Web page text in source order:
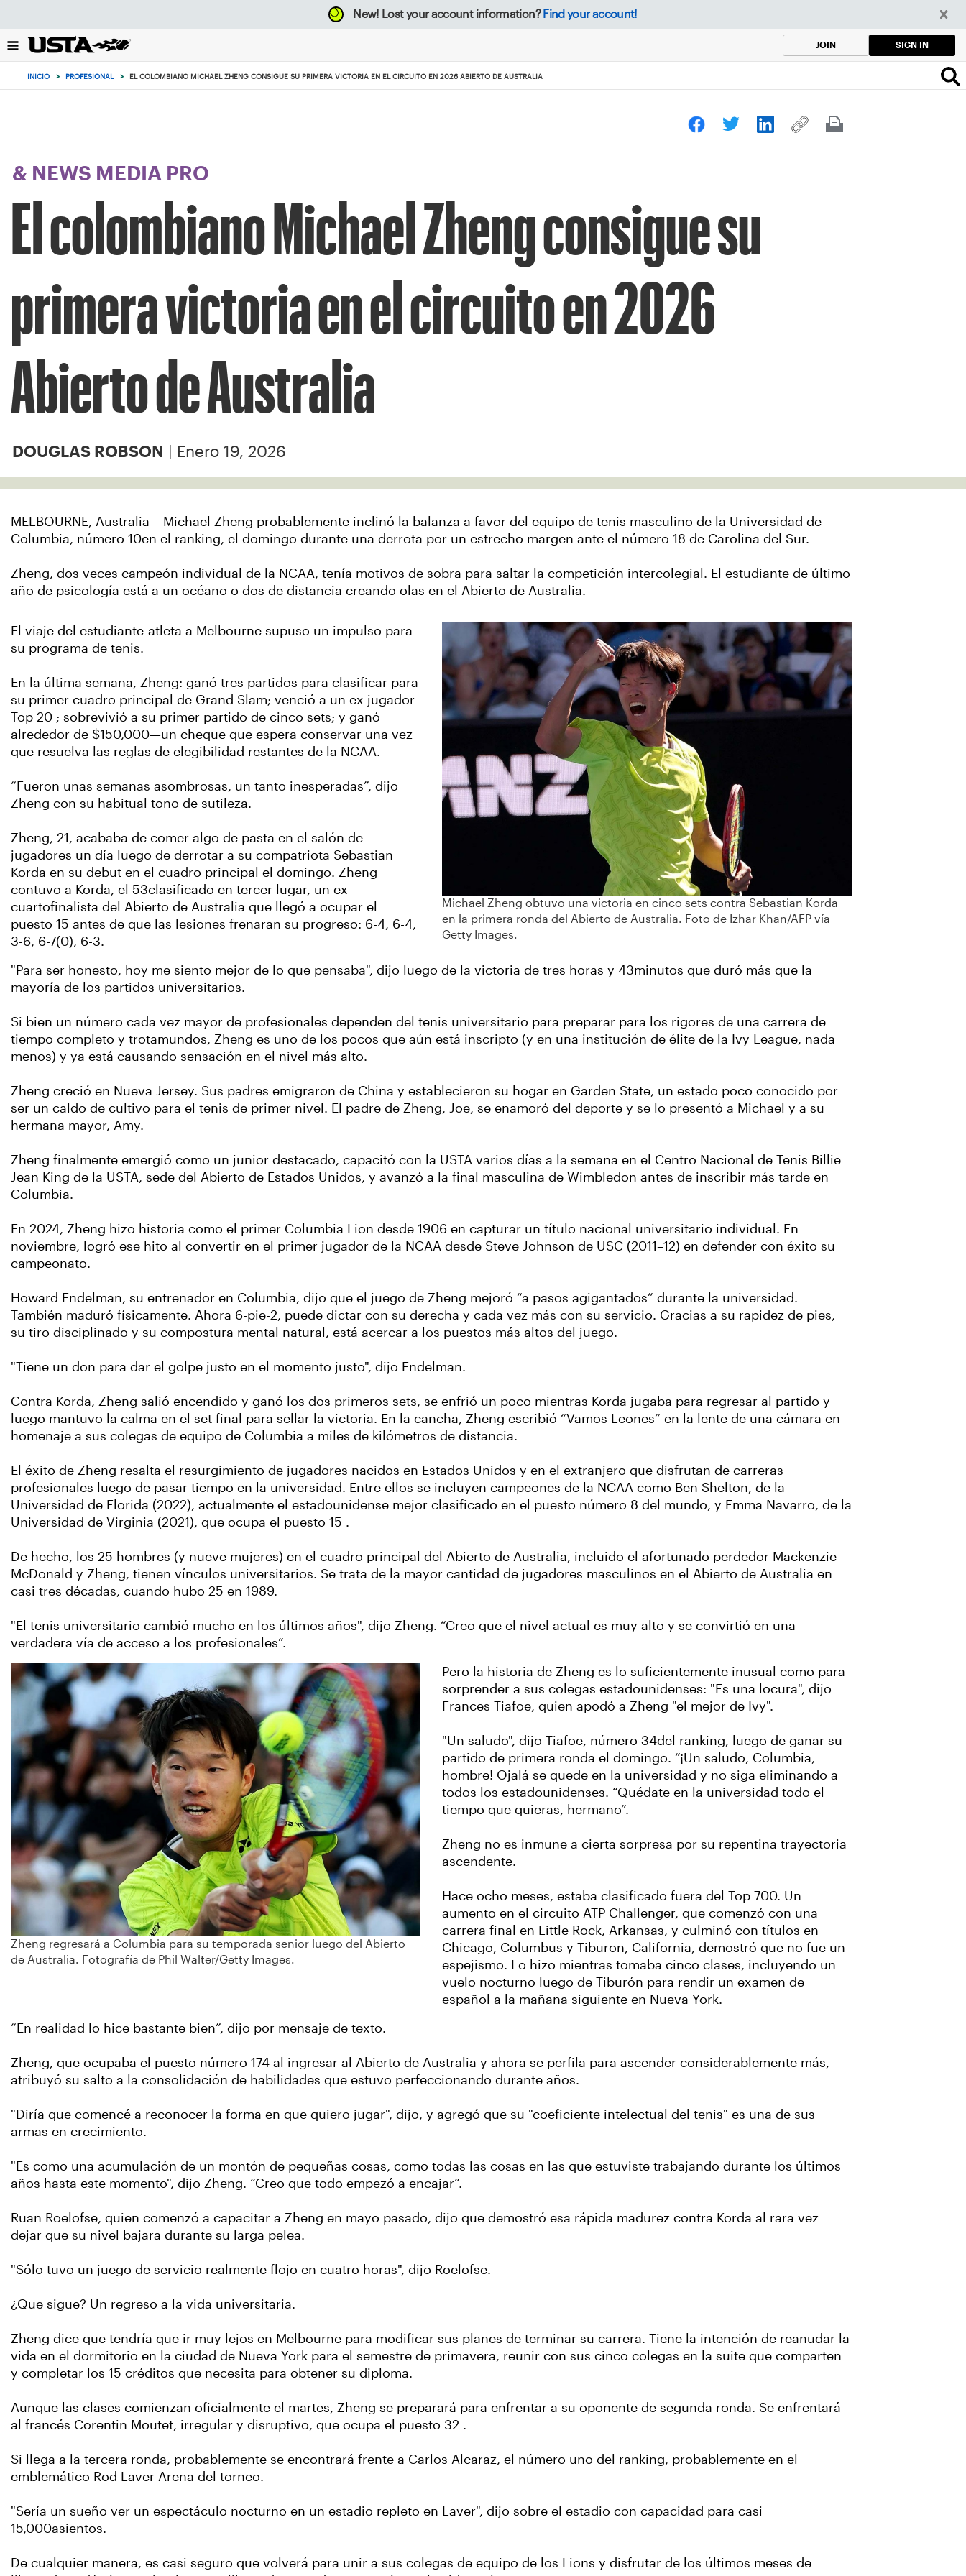
el
botón
New! Lost your account information? Find your account!
JOIN SIGN IN
INICIO > PROFESIONAL > EL COLOMBIANO MICHAEL ZHENG CONSIGUE SU PRIMERA VICTORIA EN EL CIRCUITO EN 2026 ABIERTO DE AUSTRALIA
& NEWS MEDIA PRO
El colombiano Michael Zheng consigue su
primera victoria en el circuito en 2026
Abierto de Australia
DOUGLAS ROBSON | Enero 19, 2026
MELBOURNE, Australia – Michael Zheng probablemente inclinó la balanza a favor del equipo de tenis masculino de la Universidad de
Columbia, número 10en el ranking, el domingo durante una derrota por un estrecho margen ante el número 18 de Carolina del Sur.
Zheng, dos veces campeón individual de la NCAA, tenía motivos de sobra para saltar la competición intercolegial. El estudiante de último
año de psicología está a un océano o dos de distancia creando olas en el Abierto de Australia.
El viaje del estudiante-atleta a Melbourne supuso un impulso para
su programa de tenis.
En la última semana, Zheng: ganó tres partidos para clasificar para
su primer cuadro principal de Grand Slam; venció a un ex jugador
Top 20 ; sobrevivió a su primer partido de cinco sets; y ganó
alrededor de $150,000—un cheque que espera conservar una vez
que resuelva las reglas de elegibilidad restantes de la NCAA.
“Fueron unas semanas asombrosas, un tanto inesperadas”, dijo
Zheng con su habitual tono de sutileza.
Zheng, 21, acababa de comer algo de pasta en el salón de
jugadores un día luego de derrotar a su compatriota Sebastian
Korda en su debut en el cuadro principal el domingo. Zheng
contuvo a Korda, el 53clasificado en tercer lugar, un ex
cuartofinalista del Abierto de Australia que llegó a ocupar el
puesto 15 antes de que las lesiones frenaran su progreso: 6-4, 6-4,
3-6, 6-7(0), 6-3.
Michael Zheng obtuvo una victoria en cinco sets contra Sebastian Korda
en la primera ronda del Abierto de Australia. Foto de Izhar Khan/AFP vía
Getty Images.
"Para ser honesto, hoy me siento mejor de lo que pensaba", dijo luego de la victoria de tres horas y 43minutos que duró más que la
mayoría de los partidos universitarios.
Si bien un número cada vez mayor de profesionales dependen del tenis universitario para preparar para los rigores de una carrera de
tiempo completo y trotamundos, Zheng es uno de los pocos que aún está inscripto (y en una institución de élite de la Ivy League, nada
menos) y ya está causando sensación en el nivel más alto.
Zheng creció en Nueva Jersey. Sus padres emigraron de China y establecieron su hogar en Garden State, un estado poco conocido por
ser un caldo de cultivo para el tenis de primer nivel. El padre de Zheng, Joe, se enamoró del deporte y se lo presentó a Michael y a su
hermana mayor, Amy.
Zheng finalmente emergió como un junior destacado, capacitó con la USTA varios días a la semana en el Centro Nacional de Tenis Billie
Jean King de la USTA, sede del Abierto de Estados Unidos, y avanzó a la final masculina de Wimbledon antes de inscribir más tarde en
Columbia.
En 2024, Zheng hizo historia como el primer Columbia Lion desde 1906 en capturar un título nacional universitario individual. En
noviembre, logró ese hito al convertir en el primer jugador de la NCAA desde Steve Johnson de USC (2011–12) en defender con éxito su
campeonato.
Howard Endelman, su entrenador en Columbia, dijo que el juego de Zheng mejoró “a pasos agigantados” durante la universidad.
También maduró físicamente. Ahora 6-pie-2, puede dictar con su derecha y cada vez más con su servicio. Gracias a su rapidez de pies,
su tiro disciplinado y su compostura mental natural, está acercar a los puestos más altos del juego.
"Tiene un don para dar el golpe justo en el momento justo", dijo Endelman.
Contra Korda, Zheng salió encendido y ganó los dos primeros sets, se enfrió un poco mientras Korda jugaba para regresar al partido y
luego mantuvo la calma en el set final para sellar la victoria. En la cancha, Zheng escribió “Vamos Leones” en la lente de una cámara en
homenaje a sus colegas de equipo de Columbia a miles de kilómetros de distancia.
El éxito de Zheng resalta el resurgimiento de jugadores nacidos en Estados Unidos y en el extranjero que disfrutan de carreras
profesionales luego de pasar tiempo en la universidad. Entre ellos se incluyen campeones de la NCAA como Ben Shelton, de la
Universidad de Florida (2022), actualmente el estadounidense mejor clasificado en el puesto número 8 del mundo, y Emma Navarro, de la
Universidad de Virginia (2021), que ocupa el puesto 15 .
De hecho, los 25 hombres (y nueve mujeres) en el cuadro principal del Abierto de Australia, incluido el afortunado perdedor Mackenzie
McDonald y Zheng, tienen vínculos universitarios. Se trata de la mayor cantidad de jugadores masculinos en el Abierto de Australia en
casi tres décadas, cuando hubo 25 en 1989.
"El tenis universitario cambió mucho en los últimos años", dijo Zheng. “Creo que el nivel actual es muy alto y se convirtió en una
verdadera vía de acceso a los profesionales”.
Zheng regresará a Columbia para su temporada senior luego del Abierto
de Australia. Fotografía de Phil Walter/Getty Images.
Pero la historia de Zheng es lo suficientemente inusual como para
sorprender a sus colegas estadounidenses: "Es una locura", dijo
Frances Tiafoe, quien apodó a Zheng "el mejor de Ivy".
"Un saludo", dijo Tiafoe, número 34del ranking, luego de ganar su
partido de primera ronda el domingo. “¡Un saludo, Columbia,
hombre! Ojalá se quede en la universidad y no siga eliminando a
todos los estadounidenses. “Quédate en la universidad todo el
tiempo que quieras, hermano”.
Zheng no es inmune a cierta sorpresa por su repentina trayectoria
ascendente.
Hace ocho meses, estaba clasificado fuera del Top 700. Un
aumento en el circuito ATP Challenger, que comenzó con una
carrera final en Little Rock, Arkansas, y culminó con títulos en
Chicago, Columbus y Tiburon, California, demostró que no fue un
espejismo. Lo hizo mientras tomaba cinco clases, incluyendo un
vuelo nocturno luego de Tiburón para rendir un examen de
español a la mañana siguiente en Nueva York.
“En realidad lo hice bastante bien”, dijo por mensaje de texto.
Zheng, que ocupaba el puesto número 174 al ingresar al Abierto de Australia y ahora se perfila para ascender considerablemente más,
atribuyó su salto a la consolidación de habilidades que estuvo perfeccionando durante años.
"Diría que comencé a reconocer la forma en que quiero jugar", dijo, y agregó que su "coeficiente intelectual del tenis" es una de sus
armas en crecimiento.
"Es como una acumulación de un montón de pequeñas cosas, como todas las cosas en las que estuviste trabajando durante los últimos
años hasta este momento", dijo Zheng. “Creo que todo empezó a encajar”.
Ruan Roelofse, quien comenzó a capacitar a Zheng en mayo pasado, dijo que demostró esa rápida madurez contra Korda al rara vez
dejar que su nivel bajara durante su larga pelea.
"Sólo tuvo un juego de servicio realmente flojo en cuatro horas", dijo Roelofse.
¿Que sigue? Un regreso a la vida universitaria.
Zheng dice que tendría que ir muy lejos en Melbourne para modificar sus planes de terminar su carrera. Tiene la intención de reanudar la
vida en el dormitorio en la ciudad de Nueva York para el semestre de primavera, reunir con sus cinco colegas en la suite que comparten
y completar los 15 créditos que necesita para obtener su diploma.
Aunque las clases comienzan oficialmente el martes, Zheng se preparará para enfrentar a su oponente de segunda ronda. Se enfrentará
al francés Corentin Moutet, irregular y disruptivo, que ocupa el puesto 32 .
Si llega a la tercera ronda, probablemente se encontrará frente a Carlos Alcaraz, el número uno del ranking, probablemente en el
emblemático Rod Laver Arena del torneo.
"Sería un sueño ver un espectáculo nocturno en un estadio repleto en Laver", dijo sobre el estadio con capacidad para casi
15,000asientos.
De cualquier manera, es casi seguro que volverá para unir a sus colegas de equipo de los Lions y disfrutar de los últimos meses de